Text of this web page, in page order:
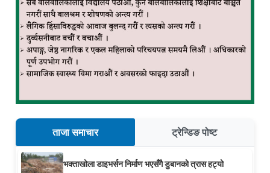
ताजा समाचार ट्रेन्डिङ पोष्ट
भक्ताखोला डाइभर्सन निर्माण भएसँगै डुबानको त्रास हट्यो